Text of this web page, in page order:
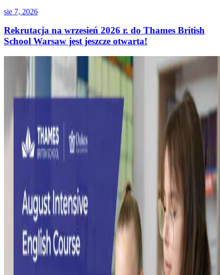
sie 7, 2026
Rekrutacja na wrzesień 2026 r. do Thames British
School Warsaw jest jeszcze otwarta!